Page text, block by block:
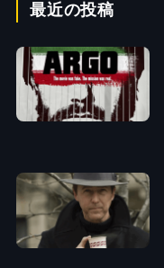
最近の投稿